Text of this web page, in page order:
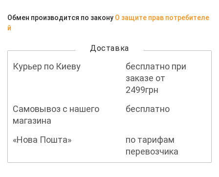
Обмен производится по закону О защите прав потребителе
й
Доставка
Курьер по Киеву
бесплатно при
заказе от
2499грн
Самовывоз с нашего
магазина
бесплатно
«Нова Пошта»
по тарифам
перевозчика